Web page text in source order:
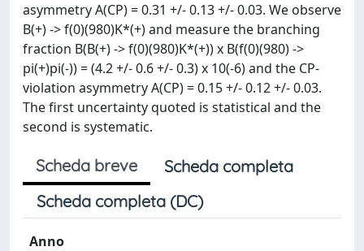
asymmetry A(CP) = 0.31 +/- 0.13 +/- 0.03. We observe
B(+) -> f(0)(980)K*(+) and measure the branching
fraction B(B(+) -> f(0)(980)K*(+)) x B(f(0)(980) ->
pi(+)pi(-)) = (4.2 +/- 0.6 +/- 0.3) x 10(-6) and the CP-
violation asymmetry A(CP) = 0.15 +/- 0.12 +/- 0.03.
The first uncertainty quoted is statistical and the
second is systematic.
Scheda breve
Scheda completa
Scheda completa (DC)
Anno